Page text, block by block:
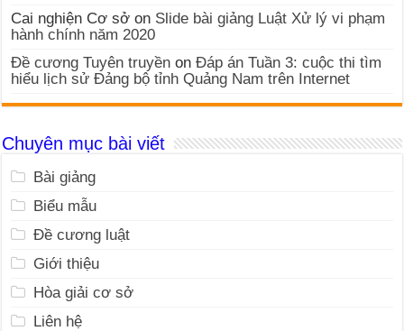
Cai nghiện Cơ sở on Slide bài giảng Luật Xử lý vi phạm
hành chính năm 2020
Đề cương Tuyên truyền onĐáp án Tuần 3: cuộc thi tìm
hiểu lịch sử Đảng bộ tỉnh Quảng Nam trên Internet
Chuyên mục bài viết
Bài giảng
Biểu mẫu
Đề cương luật
Giới thiệu
Hòa giải cơ sở
Liên hệ